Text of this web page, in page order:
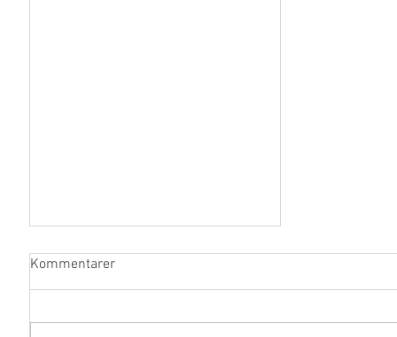
Kommentarer